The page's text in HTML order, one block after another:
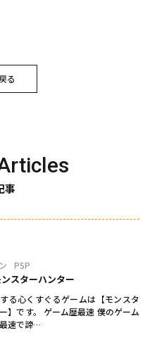
る
事
PSP
スターハンター
る心くすぐるゲームは【モンスタ
】です。 ゲーム歴最速 僕のゲーム
速で諦…